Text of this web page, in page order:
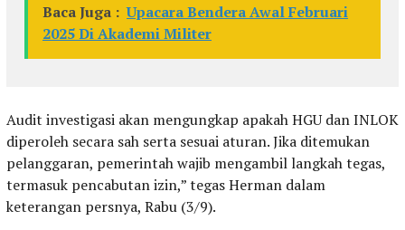
Baca Juga : Upacara Bendera Awal Februari
2025 Di Akademi Militer
Audit investigasi akan mengungkap apakah HGU dan INLOK
diperoleh secara sah serta sesuai aturan. Jika ditemukan
pelanggaran, pemerintah wajib mengambil langkah tegas,
termasuk pencabutan izin,” tegas Herman dalam
keterangan persnya, Rabu (3/9).